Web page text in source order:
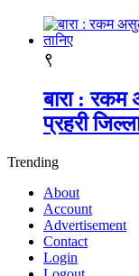
९
बारा :
प्रहरी
Trending
About
Account
Advertisement
Contact
Login